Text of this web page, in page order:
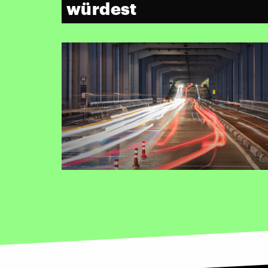
würdest